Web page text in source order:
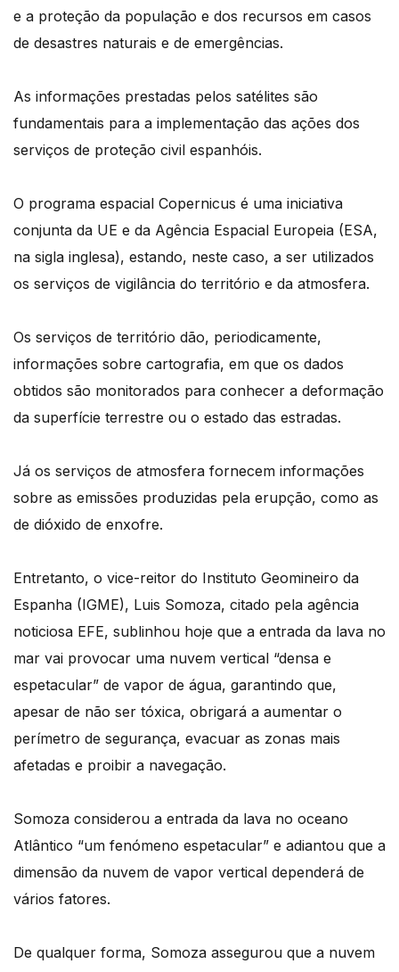
e a proteção da população e dos recursos em casos
de desastres naturais e de emergências.
As informações prestadas pelos satélites são
fundamentais para a implementação das ações dos
serviços de proteção civil espanhóis.
O programa espacial Copernicus é uma iniciativa
conjunta da UE e da Agência Espacial Europeia (ESA,
na sigla inglesa), estando, neste caso, a ser utilizados
os serviços de vigilância do território e da atmosfera.
Os serviços de território dão, periodicamente,
informações sobre cartografia, em que os dados
obtidos são monitorados para conhecer a deformação
da superfície terrestre ou o estado das estradas.
Já os serviços de atmosfera fornecem informações
sobre as emissões produzidas pela erupção, como as
de dióxido de enxofre.
Entretanto, o vice-reitor do Instituto Geomineiro da
Espanha (IGME), Luis Somoza, citado pela agência
noticiosa EFE, sublinhou hoje que a entrada da lava no
mar vai provocar uma nuvem vertical “densa e
espetacular” de vapor de água, garantindo que,
apesar de não ser tóxica, obrigará a aumentar o
perímetro de segurança, evacuar as zonas mais
afetadas e proibir a navegação.
Somoza considerou a entrada da lava no oceano
Atlântico “um fenómeno espetacular” e adiantou que a
dimensão da nuvem de vapor vertical dependerá de
vários fatores.
De qualquer forma, Somoza assegurou que a nuvem